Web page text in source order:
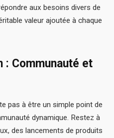
aux besoins divers de
valeur ajoutée à chaque
: Communauté et
pas à être un simple point de
dynamique. Restez à
des lancements de produits